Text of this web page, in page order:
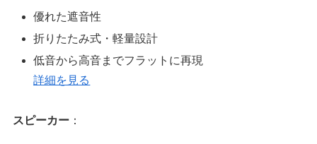
優れた遮音性
折りたたみ式・軽量設計
低音から高音までフラットに再現
詳細を見る
スピーカー ：